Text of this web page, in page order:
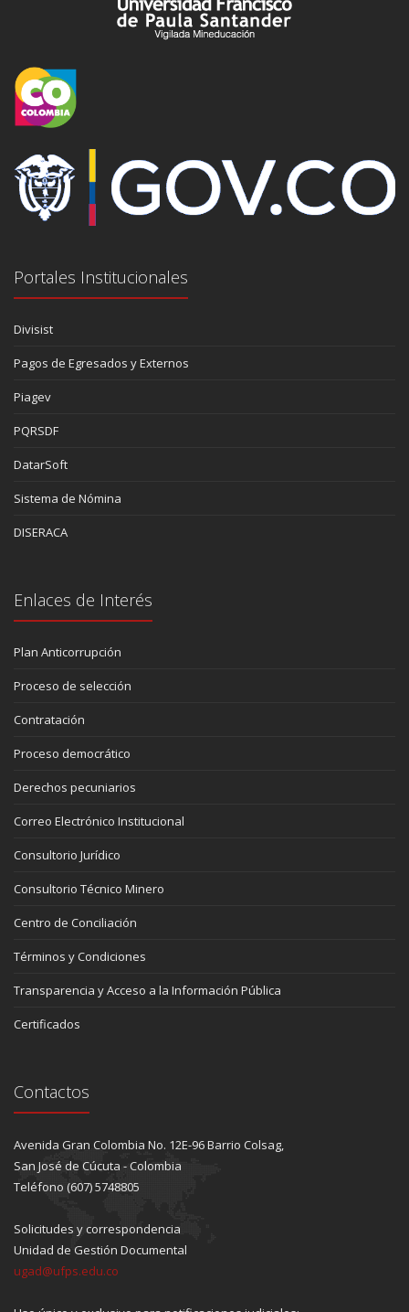
Portales Institucionales
Divisist
Pagos de Egresados y Externos
Piagev
PQRSDF
DatarSoft
Sistema de Nómina
DISERACA
Enlaces de Interés
Plan Anticorrupción
Proceso de selección
Contratación
Proceso democrático
Derechos pecuniarios
Correo Electrónico Institucional
Consultorio Jurídico
Consultorio Técnico Minero
Centro de Conciliación
Términos y Condiciones
Transparencia y Acceso a la Información Pública
Certificados
Contactos
Avenida Gran Colombia No. 12E-96 Barrio Colsag,
San José de Cúcuta - Colombia
Teléfono (607) 5748805
Solicitudes y correspondencia
Unidad de Gestión Documental
ugad@ufps.edu.co